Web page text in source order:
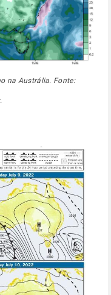
na Austrália. Fonte: